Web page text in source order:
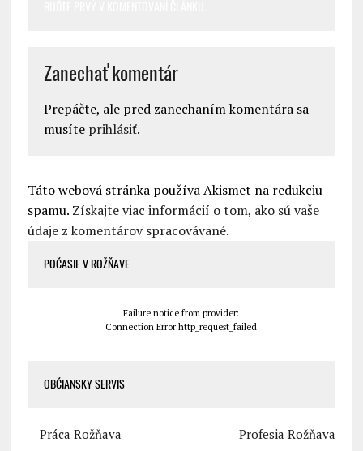
Zanechať komentár
Prepáčte, ale pred zanechaním komentára sa
musíte prihlásiť.
Táto webová stránka používa Akismet na redukciu
spamu. Získajte viac informácií o tom, ako sú vaše
údaje z komentárov spracovávané.
POČASIE V ROŽŇAVE
Failure notice from provider:
Connection Error:http_request_failed
OBČIANSKY SERVIS
Práca Rožňava
Profesia Rožňava